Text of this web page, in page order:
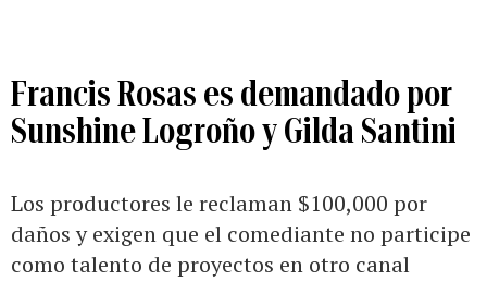
Francis Rosas es demandado por
Sunshine Logroño y Gilda Santini
Los productores le reclaman $100,000 por
daños y exigen que el comediante no participe
como talento de proyectos en otro canal